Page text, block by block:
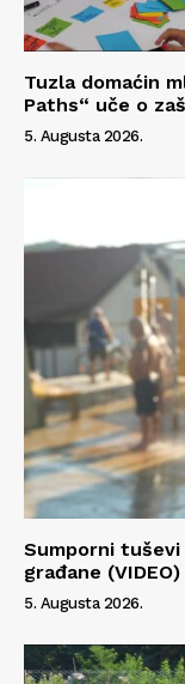
O nama
Kontakt
Impressum
Tuzla domaćin
Paths“ uče o
5. Augusta 2026.
Sumporni tuševi
građane (VIDEO)
5. Augusta 2026.